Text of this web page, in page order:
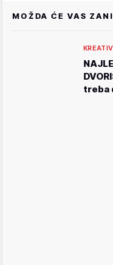
MOŽDA ĆE VAS
treba